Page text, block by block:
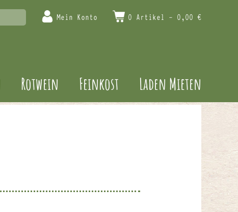
Mein Konto 0 Artikel - 0,00 €
Rotwein Feinkost Laden Mieten